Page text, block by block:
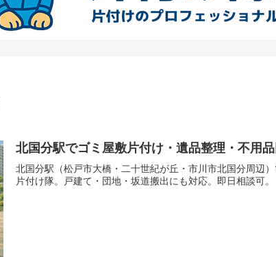
北国分駅でゴミ屋敷片付け・遺品整理・不用
北国分駅（松戸市大橋・二十世紀が丘・市川市北国分周辺
片付け隊。戸建て・団地・坂道搬出にも対応。即日相談可。